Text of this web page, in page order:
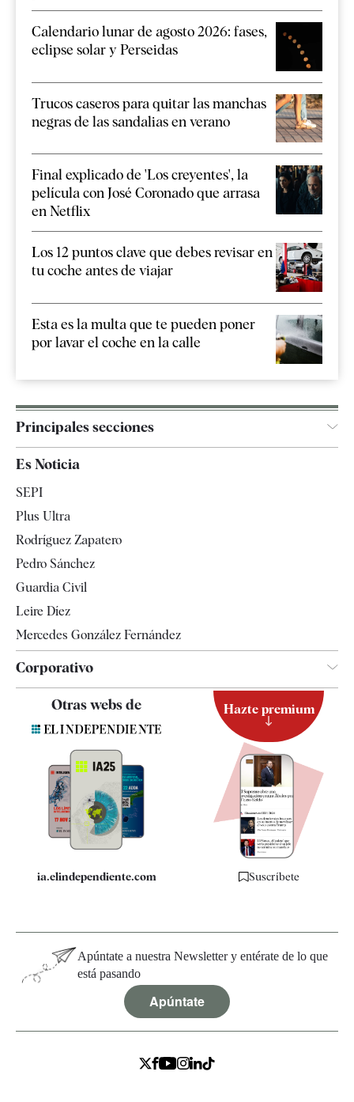
Calendario lunar de agosto 2026: fases,
eclipse solar y Perseidas
Trucos caseros para quitar las manchas
negras de las sandalias en verano
Final explicado de 'Los creyentes', la
película con José Coronado que arrasa
en Netflix
Los 12 puntos clave que debes revisar en
tu coche antes de viajar
Esta es la multa que te pueden poner
por lavar el coche en la calle
Principales secciones
Televisión
Es Noticia
SEPI
Plus Ultra
Rodríguez Zapatero
Pedro Sánchez
Guardia Civil
Leire Díez
Mercedes González Fernández
Corporativo
Quiénes somos
Especificaciones
Otras webs de
ia.elindependiente.com
Hazte premium
Suscríbete
Apúntate a nuestra Newsletter y entérate de lo que
está pasando
Apúntate